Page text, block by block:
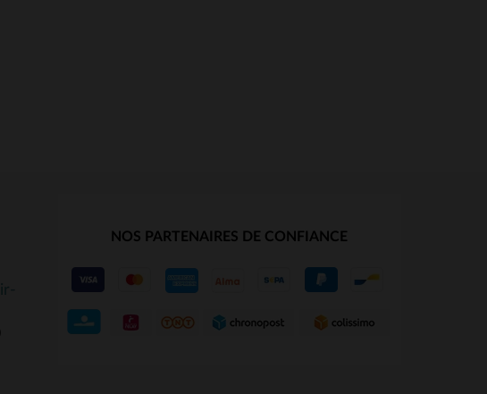
NOS PARTENAIRES DE CONFIANCE